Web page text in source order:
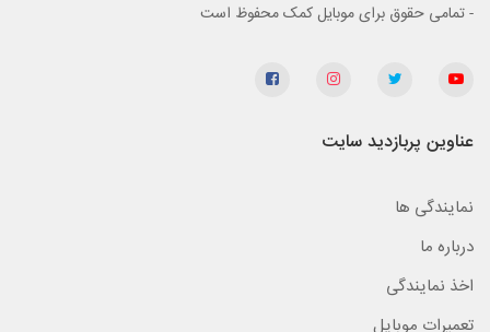
- تمامی حقوق برای موبایل کمک محفوظ است
عناوین پربازدید سایت
نمایندگی ها
درباره ما
اخذ نمایندگی
تعمیرات موبایل